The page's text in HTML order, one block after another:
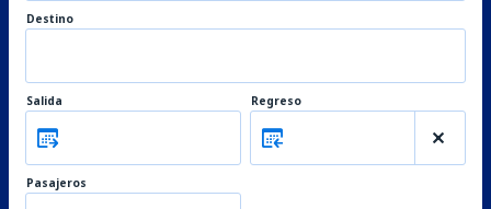
Destino
Salida Regreso
Pasajeros